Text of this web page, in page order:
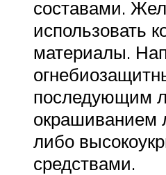
составами.
использовать
материалы.
последующим
либо
средствами.